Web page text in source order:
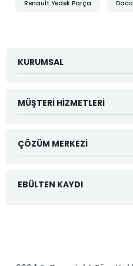
Renault Yedek Parça
KURUMSAL
MÜŞTERI HIZMETLERI
ÇÖZÜM MERKEZI
EBÜLTEN KAYDI